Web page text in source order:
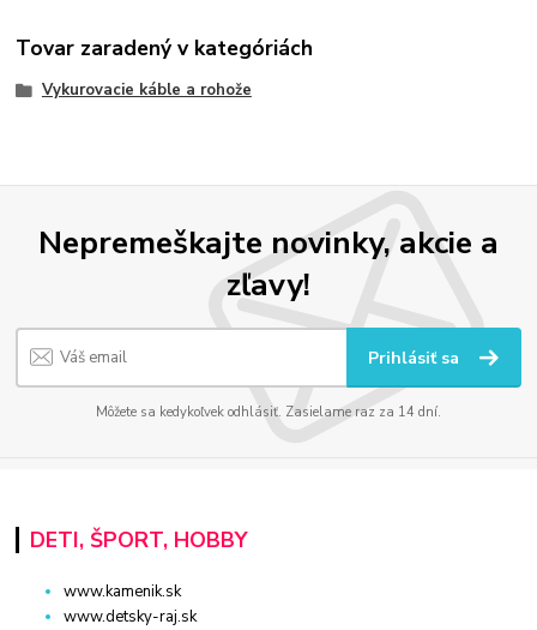
Tovar zaradený v kategóriách
Vykurovacie káble a rohože
Nepremeškajte novinky, akcie a
zľavy!
Prihlásiť sa
Môžete sa kedykoľvek odhlásiť. Zasielame raz za 14 dní.
DETI, ŠPORT, HOBBY
www.kamenik.sk
www.detsky-raj.sk